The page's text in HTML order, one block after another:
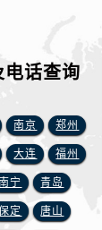
山东省济南市历下区经十路11111号华润中心写字楼（万象城）15层1508室浪琴售后服务中心（需提前预约）
山东省莱芜市文化南路8号银座商城名表维修一楼名表维修浪琴售后服务中心（需提前预约）
山东省临沂市兰山区解放路浪琴售后服务中心（需提前预约）
山东省日照市东港区烟台路浪琴售后服务中心（需提前预约）
山东省泰安市泰山区财源街道泰山大街浪琴售后服务中心（需提前预约）
山东省威海市环翠区新威海路89号振华商厦一楼名表维修浪琴售后服务中心（需提前预约）
话查询
南京 郑州
大连 福州
南宁 青岛
定 唐山